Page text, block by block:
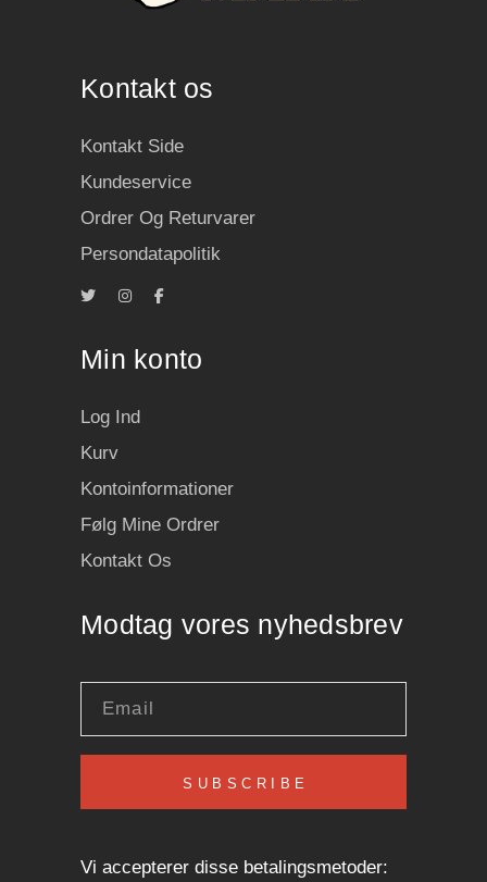
Kontakt os
Kontakt Side
Kundeservice
Ordrer Og Returvarer
Persondatapolitik
Min konto
Log Ind
Kurv
Kontoinformationer
Følg Mine Ordrer
Kontakt Os
Modtag vores nyhedsbrev
SUBSCRIBE
Vi accepterer disse betalingsmetoder: